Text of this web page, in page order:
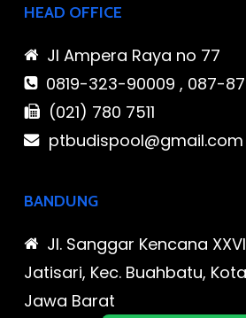
HEAD OFFICE
Jl Ampera Raya no 77
0819-323-90009 , 087-
(021) 780 7511
ptbudispool@gmail.com
BANDUNG
Jl. Sanggar Kencana
Jatisari, Kec. Buahbatu,
Jawa Barat